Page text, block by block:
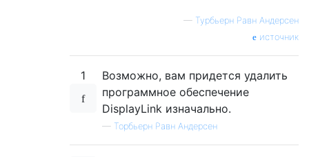
— Турбьерн Равн Андерсен
источник
1
Возможно, вам придется удалить
программное обеспечение
DisplayLink изначально.
— Торбьерн Равн Андерсен